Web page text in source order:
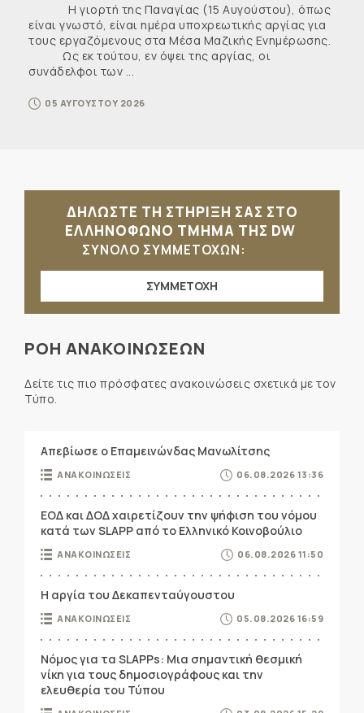
Η γιορτή της Παναγίας (15 Αυγούστου), όπως
είναι γνωστό, είναι ημέρα υποχρεωτικής αργίας για
τους εργαζόμενους στα Μέσα Μαζικής Ενημέρωσης.
Ως εκ τούτου, εν όψει της αργίας, οι
συνάδελφοι των ...
05 ΑΥΓΟΥΣΤΟΥ 2026
ΔΗΛΩΣΤΕ ΤΗ ΣΤΗΡΙΞΗ ΣΑΣ ΣΤΟ
ΕΛΛΗΝΟΦΩΝΟ ΤΜΗΜΑ ΤΗΣ DW
ΣΥΝΟΛΟ ΣΥΜΜΕΤΟΧΩΝ:
ΣΥΜΜΕΤΟΧΗ
ΡΟΗ ΑΝΑΚΟΙΝΩΣΕΩΝ
Δείτε τις πιο πρόσφατες ανακοινώσεις σχετικά με τον
Τύπο.
Απεβίωσε ο Επαμεινώνδας Μανωλίτσης
ΑΝΑΚΟΙΝΩΣΕΙΣ 06.08.2026 13:36
ΕΟΔ και ΔΟΔ χαιρετίζουν την ψήφιση του νόμου
κατά των SLAPP από το Ελληνικό Κοινοβούλιο
ΑΝΑΚΟΙΝΩΣΕΙΣ 06.08.2026 11:50
Η αργία του Δεκαπενταύγουστου
ΑΝΑΚΟΙΝΩΣΕΙΣ 05.08.2026 16:59
Νόμος για τα SLAPPs: Μια σημαντική θεσμική
νίκη για τους δημοσιογράφους και την
ελευθερία του Τύπου